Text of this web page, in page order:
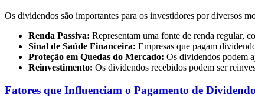
Os dividendos são importantes para os investidores por diversos
Renda Passiva: Representam uma fonte de renda regular,
Sinal de Saúde Financeira: Empresas que pagam
Proteção em Quedas do Mercado: Os dividendos podem
Reinvestimento: Os dividendos recebidos podem ser
Fatores que Influenciam o Pagamento de